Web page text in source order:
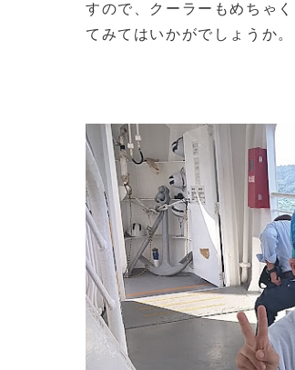
すので、クーラーもめちゃ
てみてはいかがでしょうか。